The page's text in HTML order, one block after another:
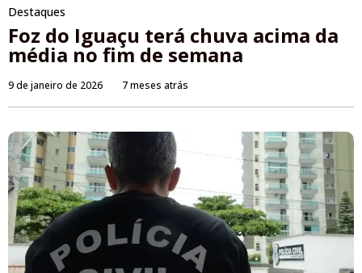
Destaques
Foz do Iguaçu terá chuva acima da
média no fim de semana
9 de janeiro de 2026 7 meses atrás